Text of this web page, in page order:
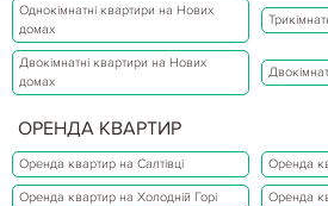
Однокімнатні квартири на Нових
домах
Двокімнатні квартири на Нових
домах
ОРЕНДА КВАРТИР
Оренда квартир на Салтівці Оренда
Оренда квартир на Холодній Горі Оренда